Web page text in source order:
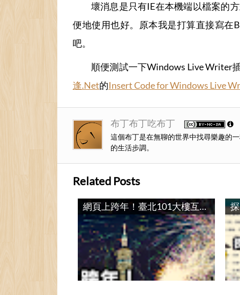
</head>
<body>
<script type="text/
="float:left;"><img src=
>影音分享<br />
下載器</h1>
<div id="yam-video-download"
<style type="text/css">
#yam-video-download div.tip
    font-size: small;
壞消息是只有IE在本機端以檔案的
便地使用也好。原本我是打算直接寫在
吧。
順便測試一下Windows Live Writer
逢.Net的Insert Code for Windows Live
布丁布丁吃布丁
這個布丁是在無聊的世界中找尋樂趣的
的生活步調。
Related Posts
網頁上跨年！臺北101大樓互動煙火 / Taipei101 Interactive Firework